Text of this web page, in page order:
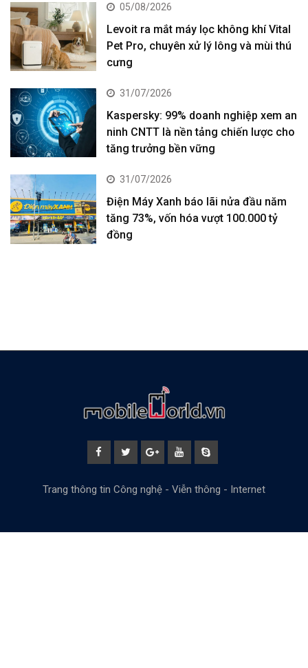
05/08/2026
Levoit ra mắt máy lọc không khí Vital
Pet Pro, chuyên xử lý lông và mùi thú
cưng
31/07/2026
Kaspersky: 99% doanh nghiệp xem an
ninh CNTT là nền tảng chiến lược cho
tăng trưởng bền vững
31/07/2026
Điện Máy Xanh báo lãi nửa đầu năm
tăng 73%, vốn hóa vượt 100.000 tỷ
đồng
Trang thông tin Công nghệ - Viễn thông - Internet